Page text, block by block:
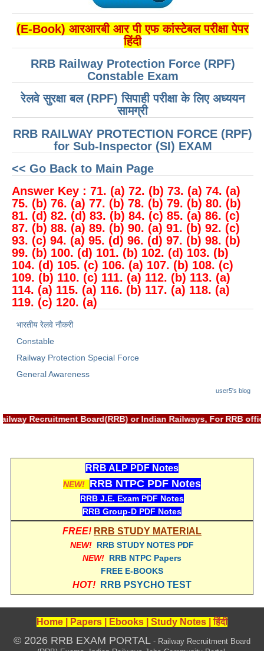
(E-Book) आरआरबी आर पी एफ कांस्टेबल परीक्षा पेपर
हिंदी
RRB Railway Protection Force (RPF)
Constable Exam
रेलवे सुरक्षा बल (RPF) सिपाही परीक्षा के लिए अध्ययन
सामग्री
RRB RAILWAY PROTECTION FORCE (RPF)
for Sub-Inspector (SI) EXAM
<< Go Back to Main Page
Answer Key : 71. (a) 72. (b) 73. (a) 74. (a)
75. (b) 76. (a) 77. (b) 78. (b) 79. (b) 80. (b)
81. (d) 82. (d) 83. (b) 84. (c) 85. (a) 86. (c)
87. (b) 88. (a) 89. (b) 90. (a) 91. (b) 92. (c)
93. (c) 94. (a) 95. (d) 96. (d) 97. (b) 98. (b)
99. (b) 100. (d) 101. (b) 102. (d) 103. (b)
104. (d) 105. (c) 106. (a) 107. (b) 108. (c)
109. (b) 110. (c) 111. (a) 112. (b) 113. (a)
114. (a) 115. (a) 116. (b) 117. (a) 118. (a)
119. (c) 120. (a)
भारतीय रेलवे नौकरी
Constable
Railway Protection Special Force
General Awareness
user5's blog
with Railway Recruitment Board(RRB) or Indian Railways,
RRB ALP PDF Notes
NEW! RRB NTPC PDF Notes
RRB J.E. Exam PDF Notes
RRB Group-D PDF Notes
FREE! RRB STUDY MATERIAL
NEW! RRB STUDY NOTES PDF
NEW! RRB NTPC Papers
FREE E-BOOKS
HOT! RRB PSYCHO TEST
Home Papers Ebooks Study Notes |हिंदी
© 2026 RRB EXAM PORTAL - Railway Recruitment Board